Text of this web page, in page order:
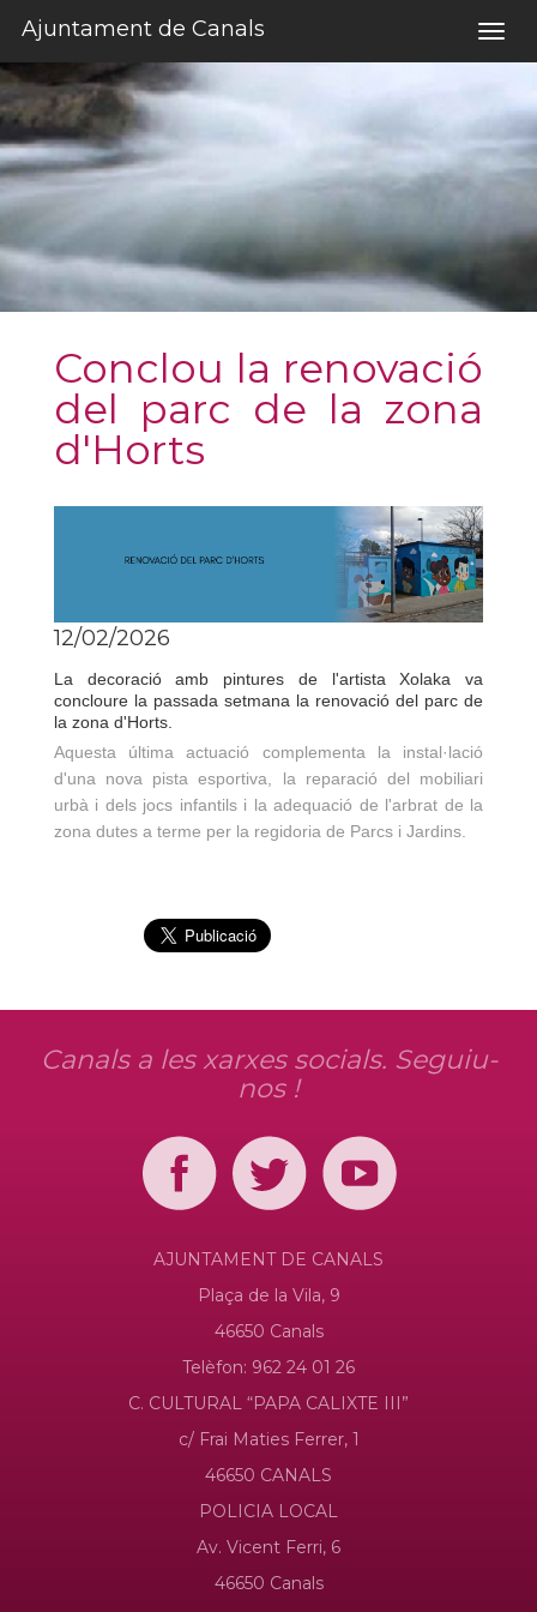
Ajuntament de Canals
Conclou la renovació
del parc de la zona
d'Horts
12/02/2026
La decoració amb pintures de l'artista Xolaka va
concloure la passada setmana la renovació del parc de
la zona d'Horts.
Aquesta última actuació complementa la instal·lació
d'una nova pista esportiva, la reparació del mobiliari
urbà i dels jocs infantils i la adequació de l'arbrat de la
zona dutes a terme per la regidoria de Parcs i Jardins.
Canals a les xarxes socials. Seguiu-
nos !
AJUNTAMENT DE CANALS
Plaça de la Vila, 9
46650 Canals
Telèfon: 962 24 01 26
C. CULTURAL “PAPA CALIXTE III”
c/ Frai Maties Ferrer, 1
46650 CANALS
POLICIA LOCAL
Av. Vicent Ferri, 6
46650 Canals